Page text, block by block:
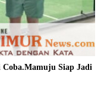
Siap Jadi